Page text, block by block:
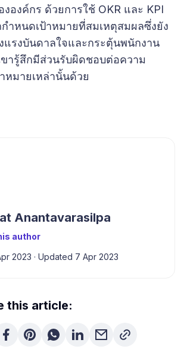
องค์กร ด้วยการใช้ OKR และ KPI
ำหนดเป้าหมายที่สมเหตุสมผลซึ่งยัง
แรงบันดาลใจและกระตุ้นพนักงาน
ารู้สึกมีส่วนรับผิดชอบต่อความ
หมายเหล่านั้นด้วย
Anantavarasilpa
author
2023 · Updated 7 Apr 2023
this article: